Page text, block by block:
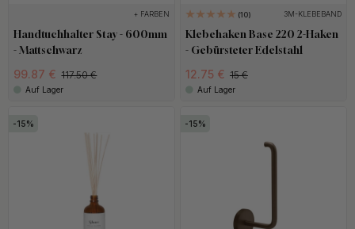
+ FARBEN
Handtuchhalter Stay - 600mm
- Mattschwarz
99.87 € 117.50 €
Auf Lager
10 3M-KLEBEBAND
Klebehaken Base 220 2-Haken
- Gebürsteter Edelstahl
12.75 € 15 €
Auf Lager
15 15